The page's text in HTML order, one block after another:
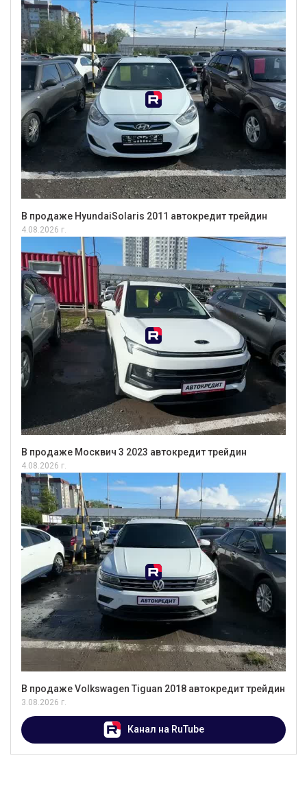
В продаже HyundaiSolaris 2011 автокредит трейдин
4.08.2026 г.
В продаже Москвич 3 2023 автокредит трейдин
4.08.2026 г.
В продаже Volkswagen Tiguan 2018 автокредит трейдин
3.08.2026 г.
Канал на RuTube